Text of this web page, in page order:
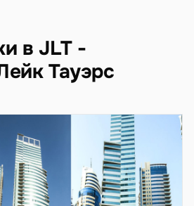
в JLT -
Тауэрс